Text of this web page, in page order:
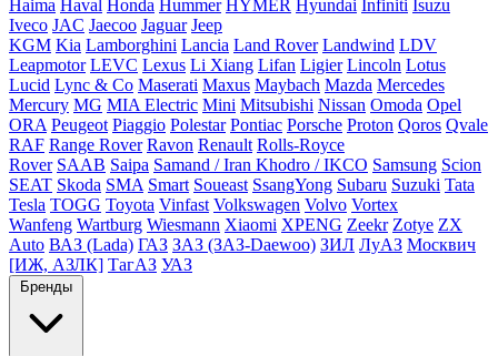
Haima Haval Honda Hummer HYMER Hyundai Infiniti Isuzu
Iveco JAC Jaecoo Jaguar Jeep
KGM Kia Lamborghini Lancia Land Rover Landwind LDV
Leapmotor LEVC Lexus Li Xiang Lifan Ligier Lincoln Lotus
Lucid Lync & Co Maserati Maxus Maybach Mazda Mercedes
Mercury MG MIA Electric Mini Mitsubishi Nissan Omoda Opel
ORA Peugeot Piaggio Polestar Pontiac Porsche Proton Qoros Qvale
RAF Range Rover Ravon Renault Rolls-Royce
Rover SAAB Saipa Samand / Iran Khodro / IKCO Samsung Scion
SEAT Skoda SMA Smart Soueast SsangYong Subaru Suzuki Tata
Tesla TOGG Toyota Vinfast Volkswagen Volvo Vortex
Wanfeng Wartburg Wiesmann Xiaomi XPENG Zeekr Zotye ZX
Auto ВАЗ (Lada) ГАЗ ЗАЗ (ЗАЗ-Daewoo) ЗИЛ ЛуАЗ Москвич
[ИЖ, АЗЛК] ТагАЗ УАЗ
Бренды